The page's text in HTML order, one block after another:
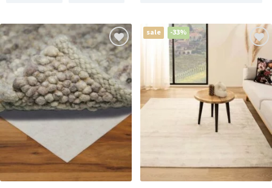
sale -33%